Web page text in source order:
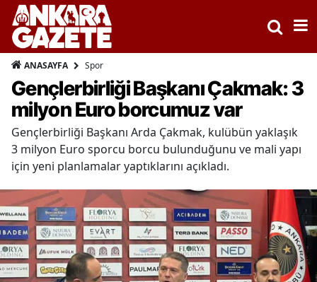
ANASAYFA Spor
Gençlerbirliği Başkanı Çakmak: 3
milyon Euro borcumuz var
Gençlerbirliği Başkanı Arda Çakmak, kulübün yaklaşık
3 milyon Euro sporcu borcu bulunduğunu ve mali yapı
için yeni planlamalar yaptıklarını açıkladı.